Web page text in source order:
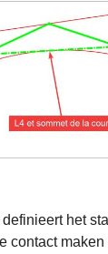
het
contact